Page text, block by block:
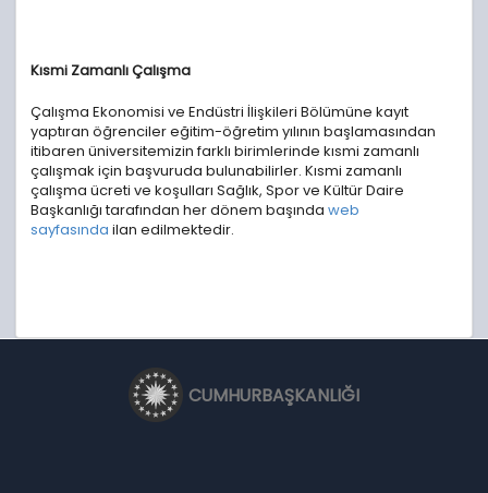
Kısmi Zamanlı Çalışma
Çalışma Ekonomisi ve Endüstri İlişkileri Bölümüne kayıt
yaptıran öğrenciler eğitim-öğretim yılının başlamasından
itibaren üniversitemizin farklı birimlerinde kısmi zamanlı
çalışmak için başvuruda bulunabilirler. Kısmi zamanlı
çalışma ücreti ve koşulları Sağlık, Spor ve Kültür Daire
Başkanlığı tarafından her dönem başında web
sayfasında ilan edilmektedir.
CUMHURBAŞKANLIĞI